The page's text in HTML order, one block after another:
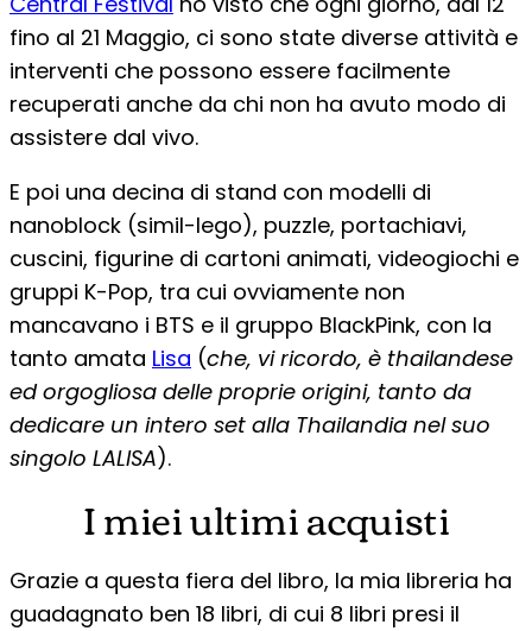
fino al 21 Maggio, ci sono state diverse attività e
interventi che possono essere facilmente
recuperati anche da chi non ha avuto modo di
assistere dal vivo.
E poi una decina di stand con modelli di
nanoblock (simil-lego), puzzle, portachiavi,
cuscini, figurine di cartoni animati, videogiochi e
gruppi K-Pop, tra cui ovviamente non
mancavano i BTS e il gruppo BlackPink, con la
tanto amata Lisa (che, vi ricordo, è thailandese
ed orgogliosa delle proprie origini, tanto da
dedicare un intero set alla Thailandia nel suo
singolo LALISA).
I miei ultimi acquisti
Grazie a questa fiera del libro, la mia libreria ha
guadagnato ben 18 libri, di cui 8 libri presi il